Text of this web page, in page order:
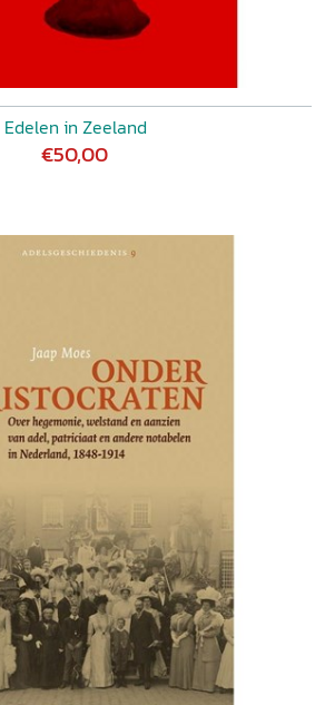
Edelen in Zeeland
€50,00